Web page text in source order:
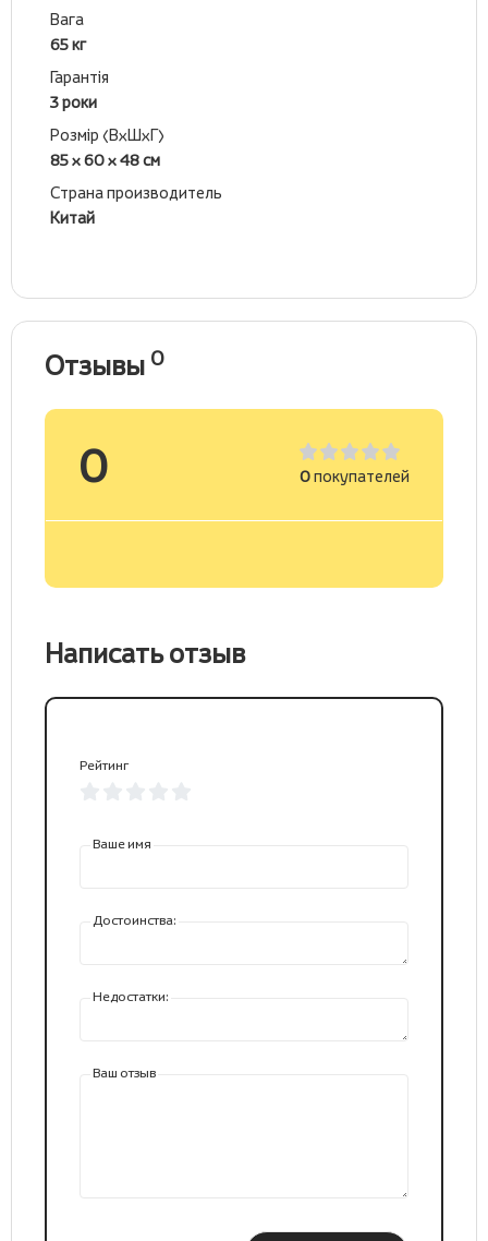
Вага
65 кг
Гарантія
3 роки
Розмір (ВхШхГ)
85 x 60 x 48 см
Страна производитель
Китай
Отзывы 0
0 0покупателей
Написать отзыв
Рейтинг
Ваше имя
Достоинства:
Недостатки:
Ваш отзыв